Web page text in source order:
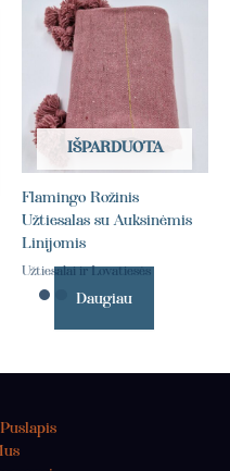
IŠPARDUOTA
Flamingo Rožinis
Užtiesalas su Auksinėmis
Linijomis
Užtiesalai ir Lovatiesės
Daugiau